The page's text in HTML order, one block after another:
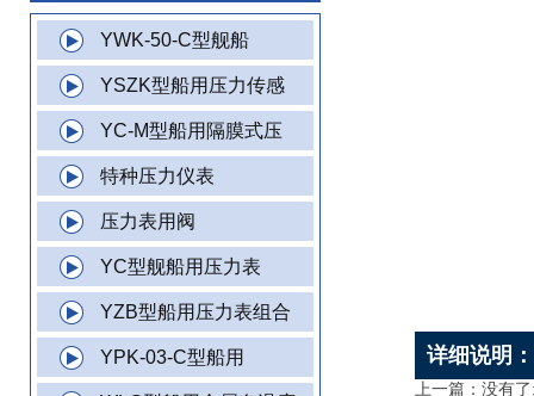
YWK-50-C型舰船
YSZK型船用压力传感
YC-M型船用隔膜式压
特种压力仪表
压力表用阀
YC型舰船用压力表
YZB型船用压力表组合
YPK-03-C型船用 详细说明：
上一篇：没有